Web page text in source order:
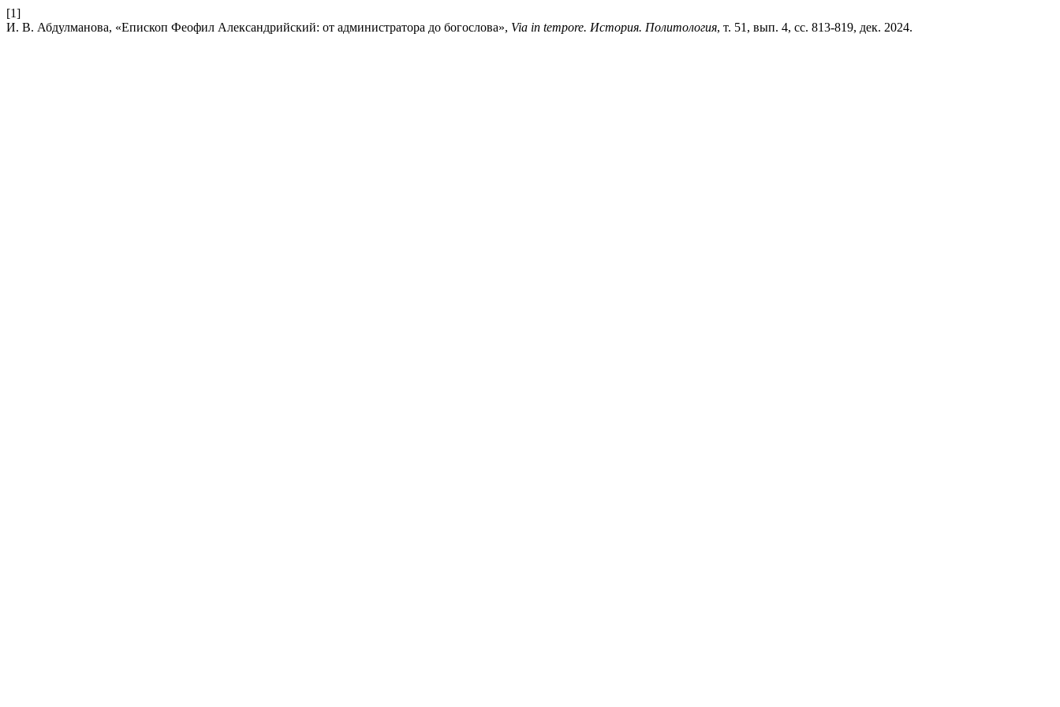
[1]
И. В. Абдулманова, «Епископ Феофил Александрийский: от администратора до богослова», Via in tempore. История. Политология, т. 51, вып. 4, сс. 813-819, дек. 2024.